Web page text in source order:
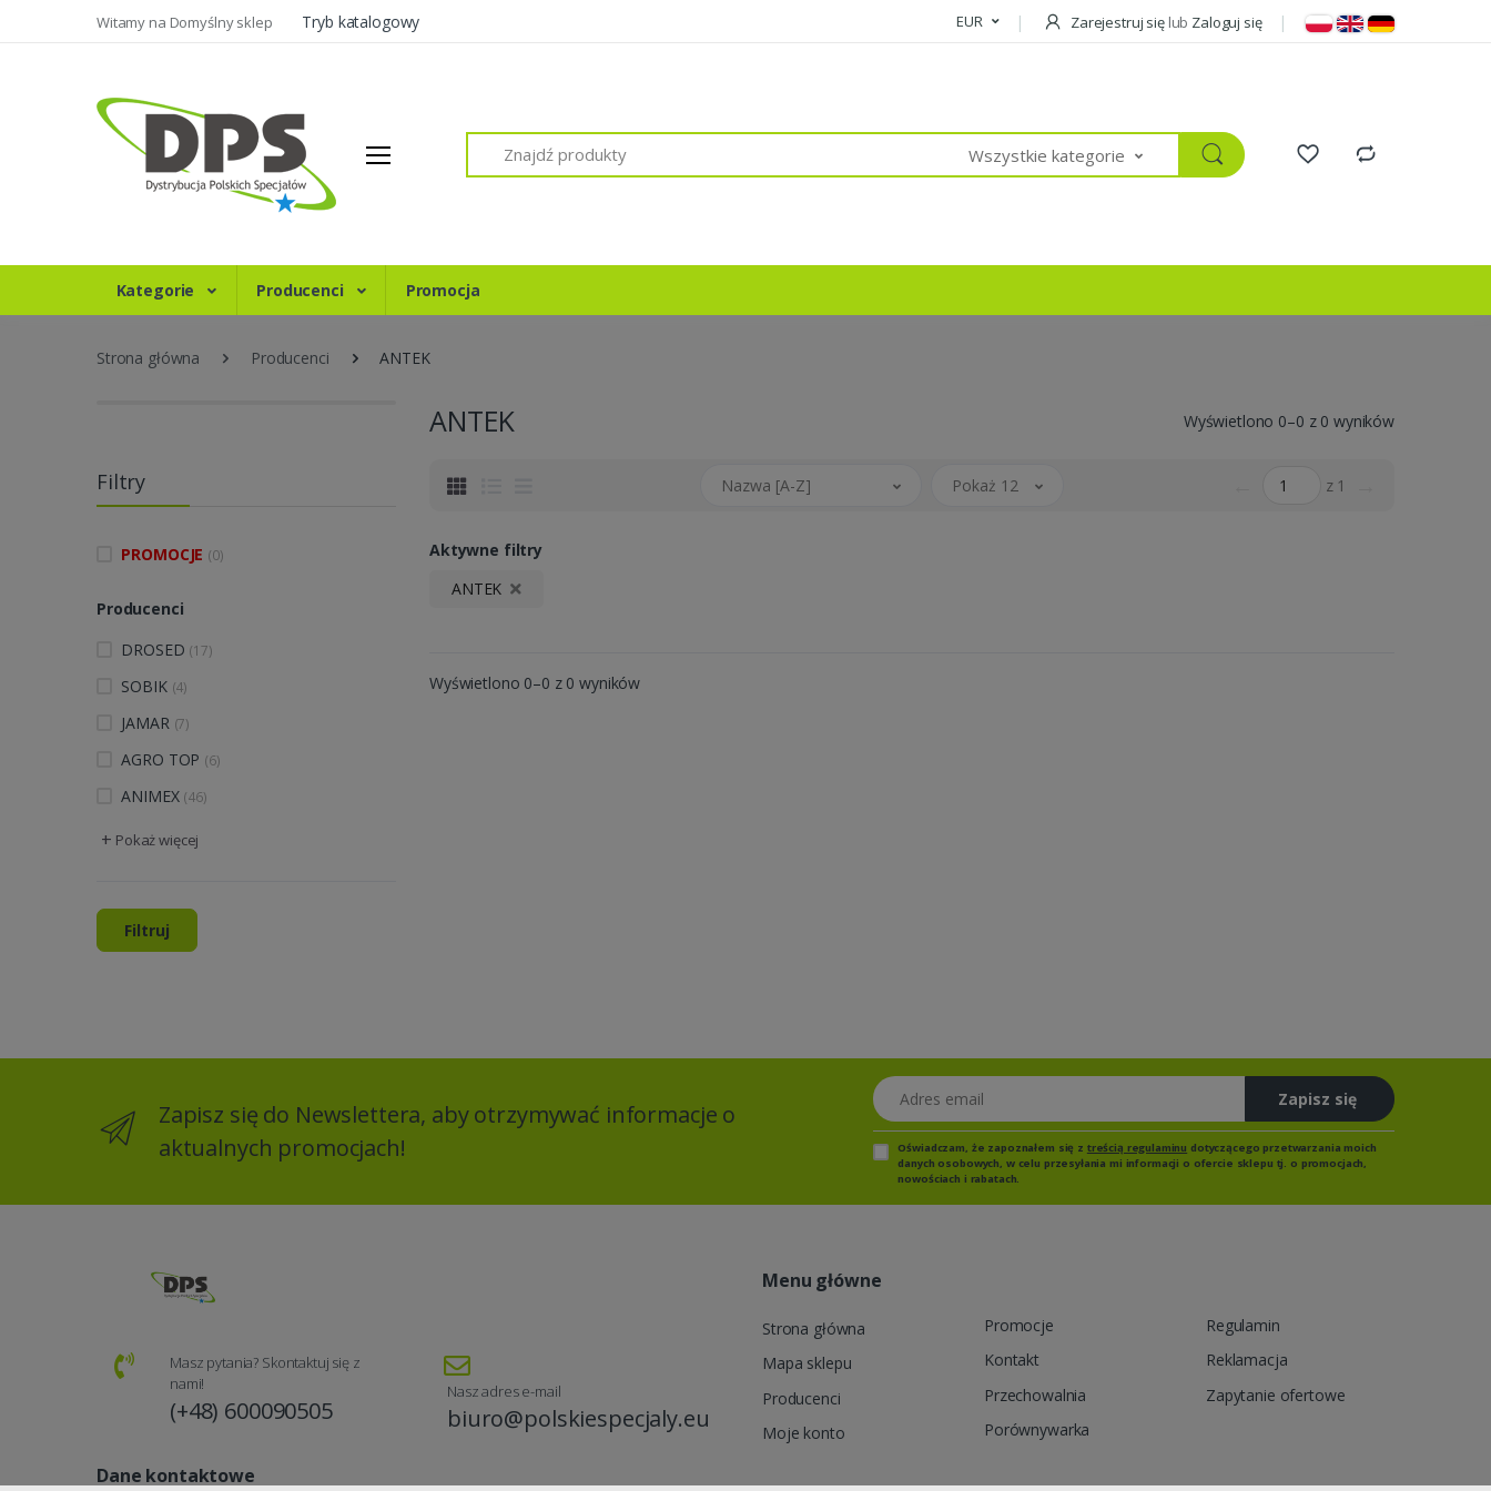
Witamy na Domyślny sklep Tryb katalogowy EUR Zarejestruj się lub Zaloguj się
Wszystkie kategorie
Kategorie Producenci Promocja
Strona główna Producenci ANTEK
Filtry
PROMOCJE (0)
Producenci
DROSED (17)
SOBIK (4)
JAMAR (7)
AGRO TOP (6)
ANIMEX (46)
+ Pokaż więcej
Filtruj
ANTEK Wyświetlono 0–0 z 0 wyników
Nazwa [A-Z] Pokaż 12 z 1
Aktywne filtry
ANTEK
Wyświetlono 0–0 z 0 wyników
Zapisz się do Newslettera, aby otrzymywać informacje o
aktualnych promocjach!
Adres email
Zapisz się
Oświadczam, że zapoznałem się z treścią regulaminu dotyczącego przetwarzania moich
danych osobowych, w celu przesyłania mi informacji o ofercie sklepu tj. o promocjach,
nowościach i rabatach.
Masz pytania? Skontaktuj się z
nami!
(+48) 600090505
Nasz adres e-mail
biuro@polskiespecjaly.eu
Dane kontaktowe
Menu główne
Strona główna
Mapa sklepu
Producenci
Moje konto
Promocje
Kontakt
Przechowalnia
Porównywarka
Regulamin
Reklamacja
Zapytanie ofertowe